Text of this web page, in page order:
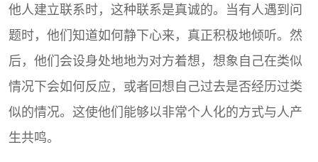
他人建立联系时，这种联系是真诚的。当有人遇到问
题时，他们知道如何静下心来，真正积极地倾听。然
后，他们会设身处地地为对方着想，想象自己在类似
情况下会如何反应，或者回想自己过去是否经历过类
似的情况。这使他们能够以非常个人化的方式与人产
生共鸣。